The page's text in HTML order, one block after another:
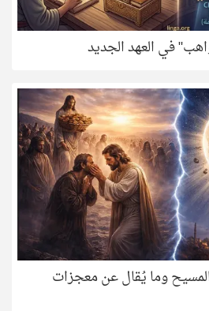
في العهد الجديد
وما يُقال عن معجزات